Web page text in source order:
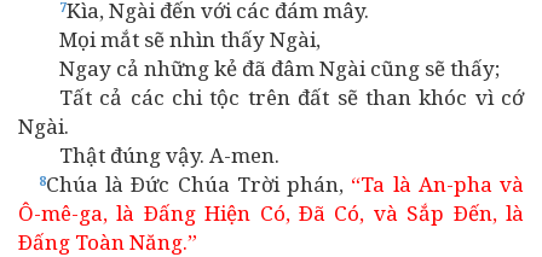
7Kìa, Ngài đến với các đám mây.
Mọi mắt sẽ nhìn thấy Ngài,
Ngay cả những kẻ đã đâm Ngài cũng sẽ thấy;
Tất cả các chi tộc trên đất sẽ than khóc vì cớ
Ngài.
Thật đúng vậy. A-men.
8Chúa là Ðức Chúa Trời phán, “Ta là An-pha và
Ô-mê-ga, là Ðấng Hiện Có, Ðã Có, và Sắp Ðến, là
Ðấng Toàn Năng.”